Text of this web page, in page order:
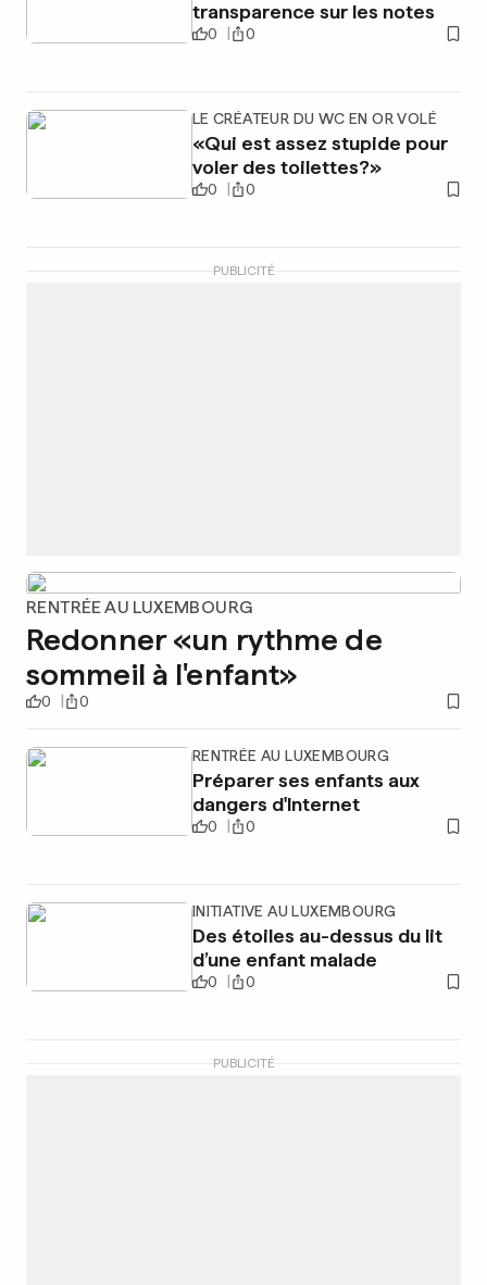
transparence sur les notes
0 0
LE CRÉATEUR DU WC EN OR VOLÉ
«Qui est assez stupide pour
voler des toilettes?»
0 0
PUBLICITÉ
RENTRÉE AU LUXEMBOURG
Redonner «un rythme de
sommeil à l'enfant»
0 0
RENTRÉE AU LUXEMBOURG
Préparer ses enfants aux
dangers d'Internet
0 0
INITIATIVE AU LUXEMBOURG
Des étoiles au-dessus du lit
d’une enfant malade
0 0
PUBLICITÉ